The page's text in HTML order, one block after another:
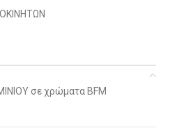
σε χρώματα BFM